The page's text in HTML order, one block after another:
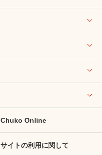
Chuko Online
サイトの利用に関して